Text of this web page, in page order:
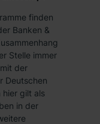
finden
Banken &
Stelle immer
der
Deutschen
hier gilt als
in der